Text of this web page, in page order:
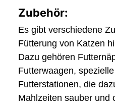
Zubehör:
Es gibt verschiedene
Fütterung von Katzen
Dazu gehören
Futterwaagen,
Futterstationen, die
Mahlzeiten sauber und